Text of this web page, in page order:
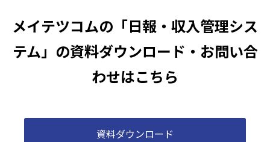
メイテツコムの「日報・収入管理シス
テム」の資料ダウンロード・お問い合
わせはこちら
資料ダウンロード